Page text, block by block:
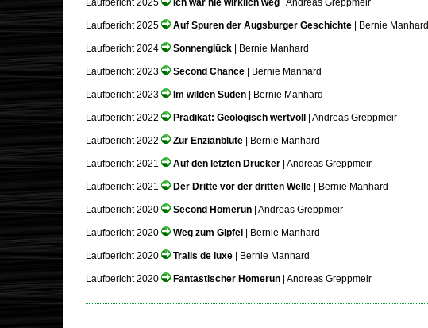
Laufbericht 2025 Ich war nie wirklich weg | Andreas Greppmeir
Laufbericht 2025 Auf Spuren der Augsburger Geschichte | Bernie Manhard
Laufbericht 2024 Sonnenglück | Bernie Manhard
Laufbericht 2023 Second Chance | Bernie Manhard
Laufbericht 2023 Im wilden Süden | Bernie Manhard
Laufbericht 2022 Prädikat: Geologisch wertvoll | Andreas Greppmeir
Laufbericht 2022 Zur Enzianblüte | Bernie Manhard
Laufbericht 2021 Auf den letzten Drücker | Andreas Greppmeir
Laufbericht 2021 Der Dritte vor der dritten Welle | Bernie Manhard
Laufbericht 2020 Second Homerun | Andreas Greppmeir
Laufbericht 2020 Weg zum Gipfel | Bernie Manhard
Laufbericht 2020 Trails de luxe | Bernie Manhard
Laufbericht 2020 Fantastischer Homerun | Andreas Greppmeir